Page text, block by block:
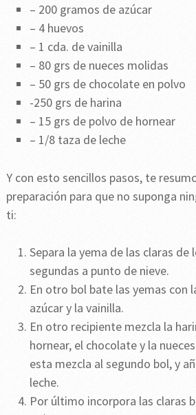
– 200 gramos de azúcar
– 4 huevos
– 1 cda. de vainilla
– 80 grs de nueces molidas
– 50 grs de chocolate en polvo
-250 grs de harina
– 15 grs de polvo de hornear
– 1/8 taza de leche
Y con esto sencillos pasos, te
preparación para que no suponga
ti:
Separa la yema de las claras de
segundas a punto de nieve.
En otro bol bate las yemas con
azúcar y la vainilla.
En otro recipiente mezcla la
hornear, el chocolate y la
esta mezcla al segundo bol, y
leche.
Por último incorpora las claras